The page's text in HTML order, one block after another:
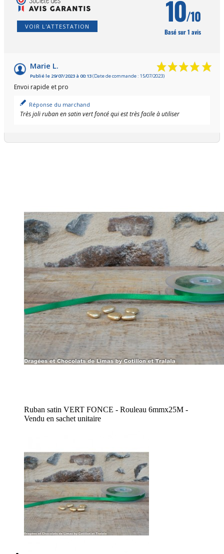
VOIR L'ATTESTATION 10/10
Basé sur 1 avis
Marie L.
Publié le 29/07/2023 à 00:13(Date de commande : 15/07/2023)
Envoi rapide et pro
Réponse du marchand
Très joli ruban en satin vert foncé qui est très facile à utiliser
Ruban satin VERT FONCE - Rouleau 6mmx25M -
Vendu en sachet unitaire